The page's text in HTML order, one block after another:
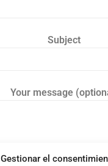
Gestionar el
Subject
Your message